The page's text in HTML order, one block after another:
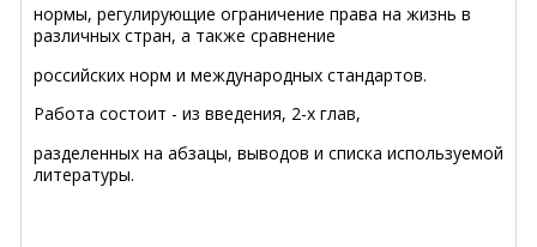
нормы, регулирующие ограничение права на жизнь в
различных стран, а также сравнение
российских норм и международных стандартов.
Работа состоит - из введения, 2-х глав,
разделенных на абзацы, выводов и списка используемой
литературы.